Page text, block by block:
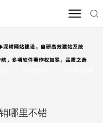
哪里不错